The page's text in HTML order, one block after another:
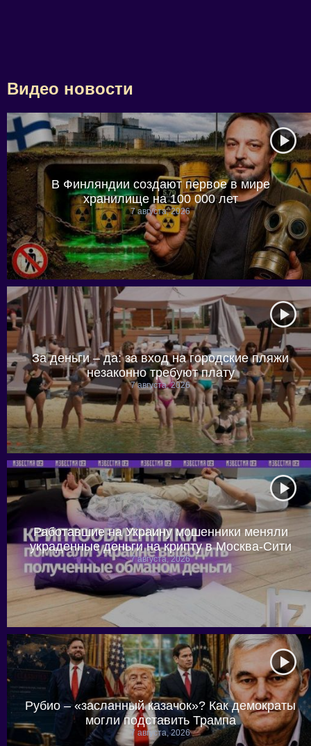
Видео новости
В Финляндии создают первое в мире
хранилище на 100 000 лет
7 августа, 2026
За деньги – да: за вход на городские пляжи
незаконно требуют плату
7 августа, 2026
Работавшие на Украину мошенники меняли
украденные деньги на крипту в Москва-Сити
7 августа, 2026
Рубио – «засланный казачок»? Как демократы
могли подставить Трампа
7 августа, 2026